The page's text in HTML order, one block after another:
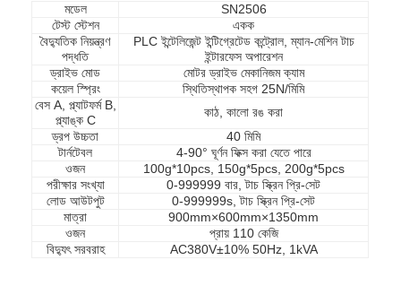
মডেল
SN2506
টেস্ট স্টেশন
একক
বৈদ্যুতিক নিয়ন্ত্রণ
পদ্ধতি
PLC ইন্টেলিজেন্ট ইন্টিগ্রেটেড কন্ট্রোল, ম্যান-মেশিন টাচ
ইন্টারফেস অপারেশন
ড্রাইভ মোড
মোটর ড্রাইভ মেকানিজম ক্যাম
কয়েল স্প্রিং
স্থিতিস্থাপক সহগ 25N/মিমি
বেস A, প্ল্যাটফর্ম B,
প্ল্যাঙ্ক C
কাঠ, কালো রঙ করা
ড্রপ উচ্চতা
40 মিমি
টার্নটেবল
4-90° ঘূর্ণন ফিক্স করা যেতে পারে
ওজন
100g*10pcs, 150g*5pcs, 200g*5pcs
পরীক্ষার সংখ্যা
0-999999 বার, টাচ স্ক্রিন প্রি-সেট
লোড আউটপুট
0-999999s, টাচ স্ক্রিন প্রি-সেট
মাত্রা
900mm×600mm×1350mm
ওজন
প্রায় 110 কেজি
বিদ্যুৎ সরবরাহ
AC380V±10% 50Hz, 1kVA